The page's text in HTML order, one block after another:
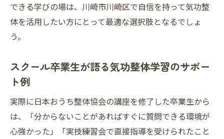
できる学びの場は、川崎市川崎区で自信を持って気功整
体を活用したい方にとって最適な選択肢となるでしょ
う。
スクール卒業生が語る気功整体学習のサポー
ト例
実際に日本おうち整体協会の講座を修了した卒業生から
は、「分からないことがあればすぐに質問できる環境が
心強かった」「実技練習会で直接指導を受けられたこと